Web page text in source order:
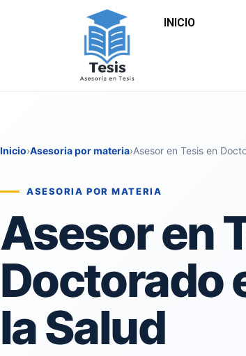
INICIO
Inicio›Asesoria por materia›Asesor en Tesis en
ASESORIA POR MATERIA
Asesor en
Doctorado
la Salud